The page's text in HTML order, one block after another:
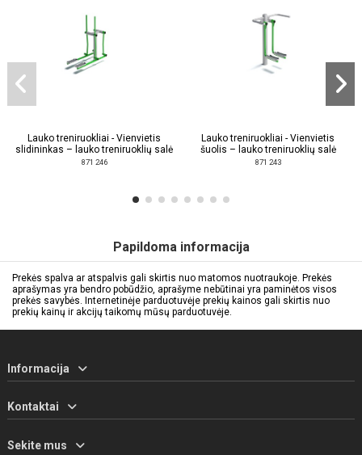
Lauko treniruokliai - Vienvietis
slidininkas – lauko treniruoklių salė
871 246
Lauko treniruokliai - Vienvietis
šuolis – lauko treniruoklių salė
871 243
Papildoma informacija
Prekės spalva ar atspalvis gali skirtis nuo matomos nuotraukoje. Prekės
aprašymas yra bendro pobūdžio, aprašyme nebūtinai yra paminėtos visos
prekės savybės. Internetinėje parduotuvėje prekių kainos gali skirtis nuo
prekių kainų ir akcijų taikomų mūsų parduotuvėje.
Informacija
Kontaktai
Sekite mus